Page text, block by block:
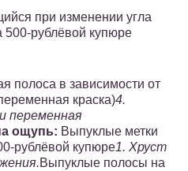
при изменении угла
500-рублёвой купюре
полоса в зависимости от
краска)4.
переменная
ощупь: Выпуклые метки
рублёвой купюре1. Хруст
Выпуклые полосы на